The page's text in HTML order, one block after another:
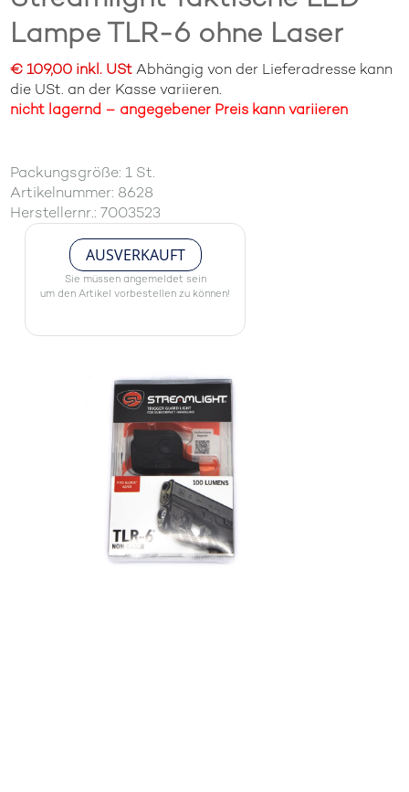
Lampe TLR-6 ohne Laser
€ 109,00 inkl. UStAbhängig von der Lieferadresse kann
die USt. an der Kasse variieren.
nicht lagernd – angegebener Preis kann variieren
Packungsgröße: 1 St.
Artikelnummer: 8628
Herstellernr.: 7003523
AUSVERKAUFT
Sie müssen angemeldet sein
um den Artikel vorbestellen zu können!